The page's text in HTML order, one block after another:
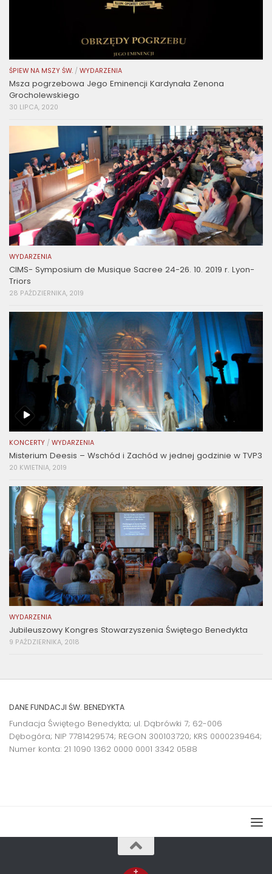
ŚPIEW NA MSZY ŚW. / WYDARZENIA
Msza pogrzebowa Jego Eminencji Kardynała Zenona
Grocholewskiego
30 LIPCA, 2020
WYDARZENIA
CIMS- Symposium de Musique Sacree 24-26. 10. 2019 r. Lyon-
Triors
28 PAŹDZIERNIKA, 2019
KONCERTY / WYDARZENIA
Misterium Deesis – Wschód i Zachód w jednej godzinie w TVP3
20 KWIETNIA, 2019
WYDARZENIA
Jubileuszowy Kongres Stowarzyszenia Świętego Benedykta
9 PAŹDZIERNIKA, 2018
DANE FUNDACJI ŚW. BENEDYKTA
Fundacja Świętego Benedykta; ul. Dąbrówki 7; 62-006
Dębogóra; NIP 7781429574; REGON 300103720; KRS 0000239464;
Numer konta: 21 1090 1362 0000 0001 3342 0588